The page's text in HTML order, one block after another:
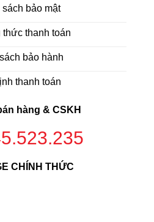
bảo mật
thanh toán
bảo hành
thanh toán
hàng & CSKH
CHÍNH THỨC